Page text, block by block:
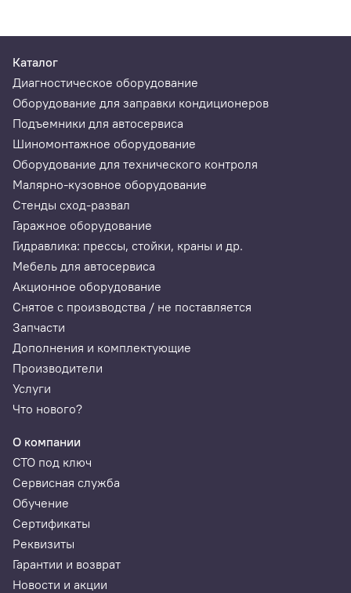
Каталог
Диагностическое оборудование
Оборудование для заправки кондиционеров
Подъемники для автосервиса
Шиномонтажное оборудование
Оборудование для технического контроля
Малярно-кузовное оборудование
Стенды сход-развал
Гаражное оборудование
Гидравлика: прессы, стойки, краны и др.
Мебель для автосервиса
Акционное оборудование
Снятое с производства / не поставляется
Запчасти
Дополнения и комплектующие
Производители
Услуги
Что нового?
О компании
СТО под ключ
Сервисная служба
Обучение
Сертификаты
Реквизиты
Гарантии и возврат
Новости и акции